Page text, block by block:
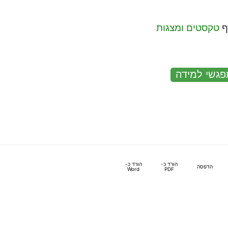
טקסטים ומצגות
למידה
הדפסה
הורד כ-
PDF
הורד כ-
Word